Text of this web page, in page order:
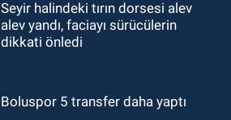
Seyir halindeki tırın dorsesi alev
alev yandı, faciayı sürücülerin
dikkati önledi
Boluspor 5 transfer daha yaptı